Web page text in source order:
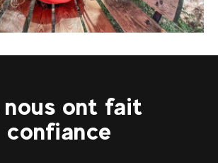
nous ont fait
confiance